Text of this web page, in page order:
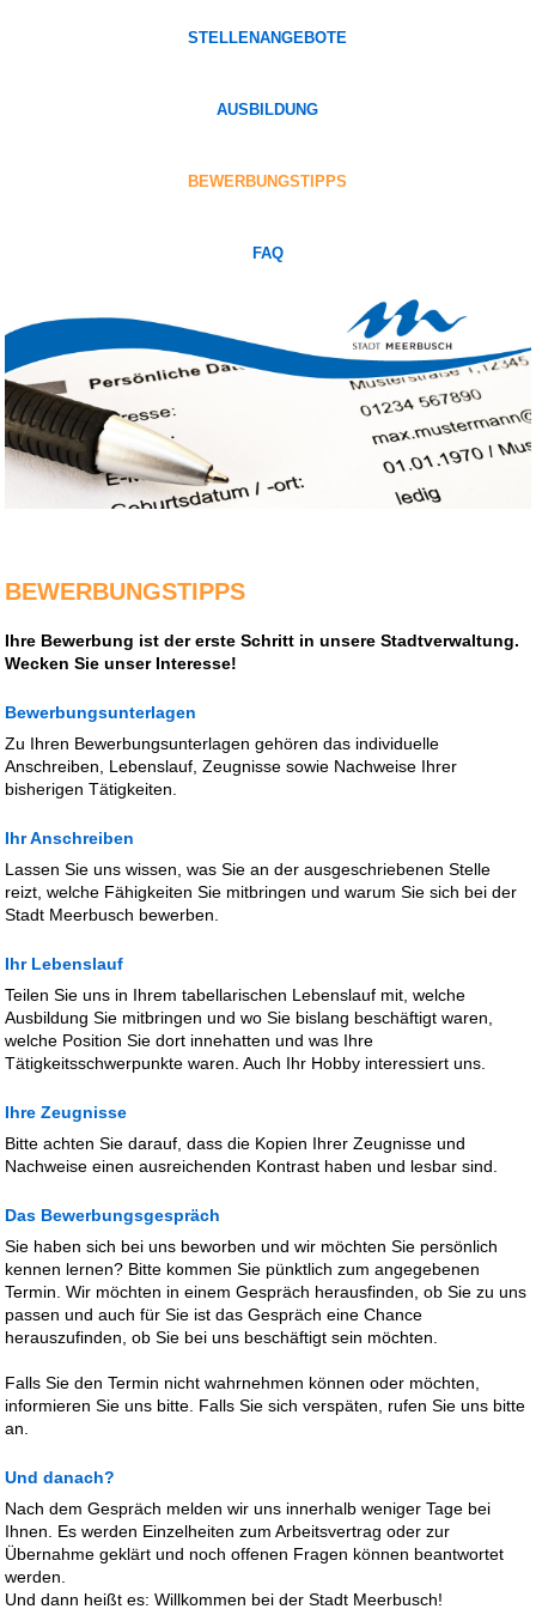
STELLENANGEBOTE
AUSBILDUNG
BEWERBUNGSTIPPS
FAQ
BEWERBUNGSTIPPS
Ihre Bewerbung ist der erste Schritt in unsere Stadtverwaltung.
Wecken Sie unser Interesse!
Bewerbungsunterlagen
Zu Ihren Bewerbungsunterlagen gehören das individuelle
Anschreiben, Lebenslauf, Zeugnisse sowie Nachweise Ihrer
bisherigen Tätigkeiten.
Ihr Anschreiben
Lassen Sie uns wissen, was Sie an der ausgeschriebenen Stelle
reizt, welche Fähigkeiten Sie mitbringen und warum Sie sich bei der
Stadt Meerbusch bewerben.
Ihr Lebenslauf
Teilen Sie uns in Ihrem tabellarischen Lebenslauf mit, welche
Ausbildung Sie mitbringen und wo Sie bislang beschäftigt waren,
welche Position Sie dort innehatten und was Ihre
Tätigkeitsschwerpunkte waren. Auch Ihr Hobby interessiert uns.
Ihre Zeugnisse
Bitte achten Sie darauf, dass die Kopien Ihrer Zeugnisse und
Nachweise einen ausreichenden Kontrast haben und lesbar sind.
Das Bewerbungsgespräch
Sie haben sich bei uns beworben und wir möchten Sie persönlich
kennen lernen? Bitte kommen Sie pünktlich zum angegebenen
Termin. Wir möchten in einem Gespräch herausfinden, ob Sie zu uns
passen und auch für Sie ist das Gespräch eine Chance
herauszufinden, ob Sie bei uns beschäftigt sein möchten.
Falls Sie den Termin nicht wahrnehmen können oder möchten,
informieren Sie uns bitte. Falls Sie sich verspäten, rufen Sie uns bitte
an.
Und danach?
Nach dem Gespräch melden wir uns innerhalb weniger Tage bei
Ihnen. Es werden Einzelheiten zum Arbeitsvertrag oder zur
Übernahme geklärt und noch offenen Fragen können beantwortet
werden.
Und dann heißt es: Willkommen bei der Stadt Meerbusch!